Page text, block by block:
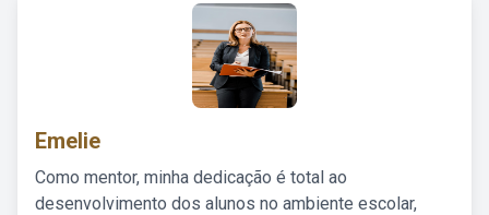
Emelie
Como mentor, minha dedicação é total ao
desenvolvimento dos alunos no ambiente escolar,